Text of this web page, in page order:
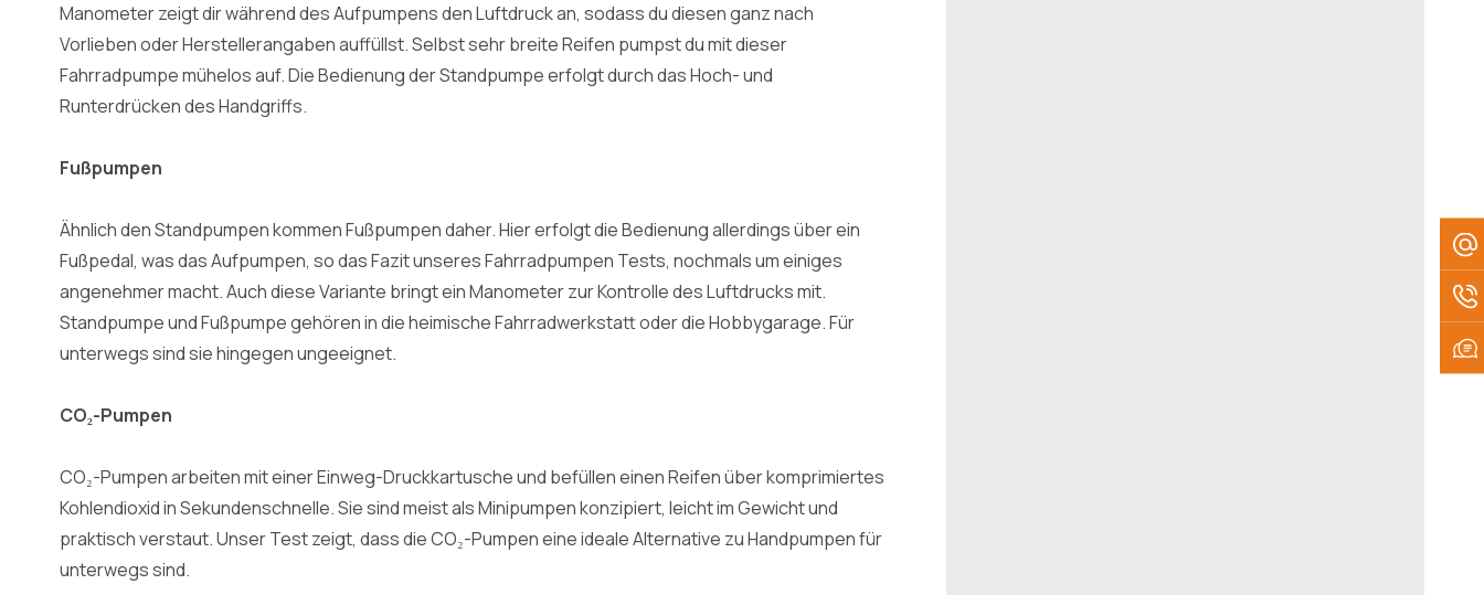
Manometer zeigt dir während des Aufpumpens den Luftdruck an, sodass du diesen ganz nach
Vorlieben oder Herstellerangaben auffüllst. Selbst sehr breite Reifen pumpst du mit dieser
Fahrradpumpe mühelos auf. Die Bedienung der Standpumpe erfolgt durch das Hoch- und
Runterdrücken des Handgriffs.
Fußpumpen
Ähnlich den Standpumpen kommen Fußpumpen daher. Hier erfolgt die Bedienung allerdings über ein
Fußpedal, was das Aufpumpen, so das Fazit unseres Fahrradpumpen Tests, nochmals um einiges
angenehmer macht. Auch diese Variante bringt ein Manometer zur Kontrolle des Luftdrucks mit.
Standpumpe und Fußpumpe gehören in die heimische Fahrradwerkstatt oder die Hobbygarage. Für
unterwegs sind sie hingegen ungeeignet.
CO₂-Pumpen
CO₂-Pumpen arbeiten mit einer Einweg-Druckkartusche und befüllen einen Reifen über komprimiertes
Kohlendioxid in Sekundenschnelle. Sie sind meist als Minipumpen konzipiert, leicht im Gewicht und
praktisch verstaut. Unser Test zeigt, dass die CO₂-Pumpen eine ideale Alternative zu Handpumpen für
unterwegs sind.